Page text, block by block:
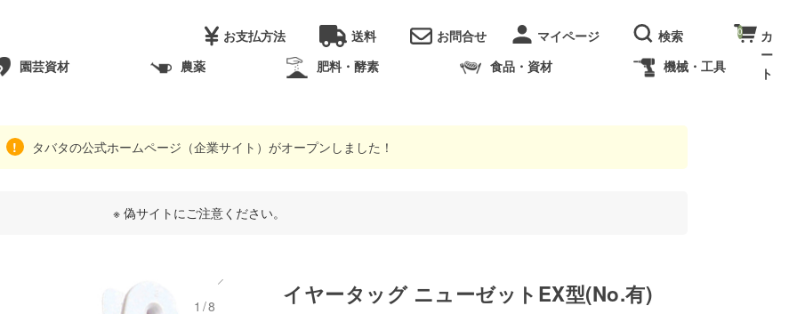
園芸資材 農薬 肥料・酵素 食品・資材 機械・工具
お支払方法 送料 お問合せ 0
タバタの公式ホームページ（企業サイト）がオープンしました！
※ 偽サイトにご注意ください。
1/8 イヤータッグ ニューゼットEX型(No.有)